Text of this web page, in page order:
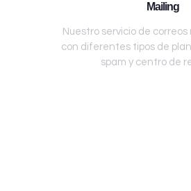
Mailing
Nuestro servicio de
con diferentes tipos de
spam y centro de